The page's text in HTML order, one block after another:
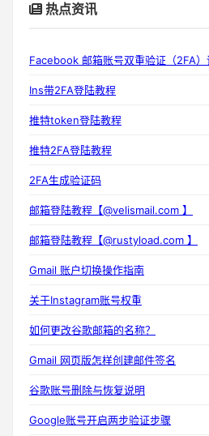
热点资讯
Facebook 邮箱账号双重验证（2FA
Ins带2FA登陆教程
推特token登陆教程
推特2FA登陆教程
2FA生成验证码
邮箱登陆教程【@velismail.com 】
邮箱登陆教程【@rustyload.com 】
Gmail 账户切换操作指南
关于Instagram账号权重
如何更改谷歌邮箱的名称？
Gmail 网页版怎样创建邮件签名
谷歌账号删除与恢复说明
Google账号开启两步验证步骤